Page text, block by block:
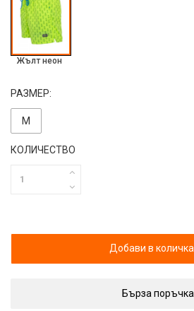
Жълт неон
РАЗМЕР:
M
КОЛИЧЕСТВО
Добави в количка
Бърза поръчка